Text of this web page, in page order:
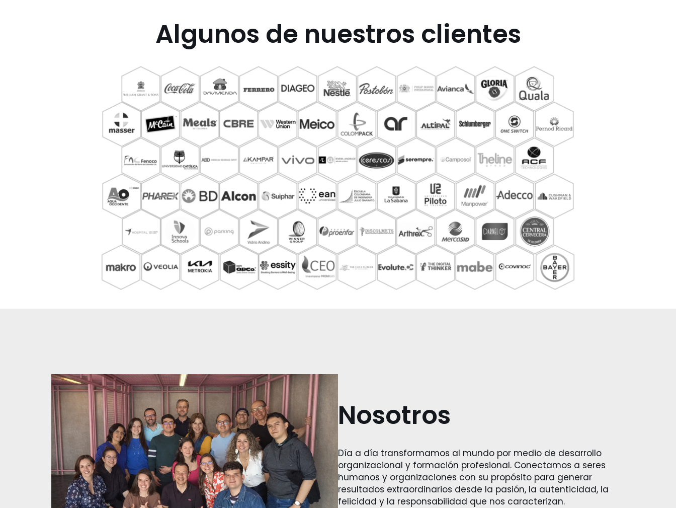
Algunos de nuestros clientes
Nosotros
Día a día transformamos al mundo por medio de desarrollo
organizacional y formación profesional. Conectamos a seres
humanos y organizaciones con su propósito para generar
resultados extraordinarios desde la pasión, la autenticidad, la
felicidad y la responsabilidad que nos caracterizan.